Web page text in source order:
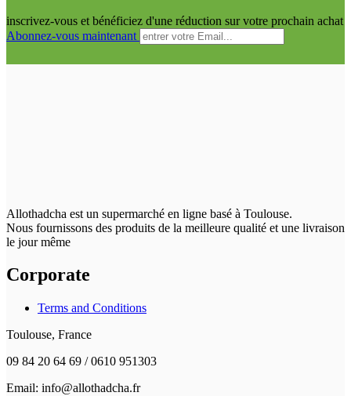
inscrivez-vous et bénéficiez d'une réduction sur votre prochain achat
Abonnez-vous maintenant
Allothadcha est un supermarché en ligne basé à Toulouse.
Nous fournissons des produits de la meilleure qualité et une livraison
le jour même
Corporate
Terms and Conditions
Toulouse, France
09 84 20 64 69 / 0610 951303
Email: info@allothadcha.fr